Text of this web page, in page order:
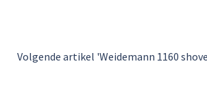
Volgende artikel 'Weidemann 1160